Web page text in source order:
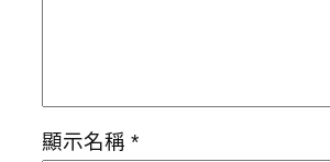
顯示名稱 *